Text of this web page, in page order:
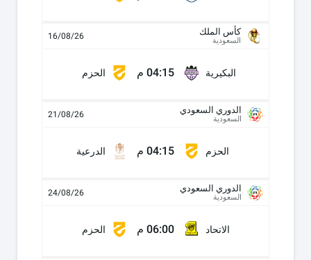
كأس الملك
السعودية 16/08/26
البكيرية 04:15 م الحزم
الدوري السعودي
السعودية 21/08/26
الحزم 04:15 م الدرعية
الدوري السعودي
السعودية 24/08/26
الاتحاد 06:00 م الحزم